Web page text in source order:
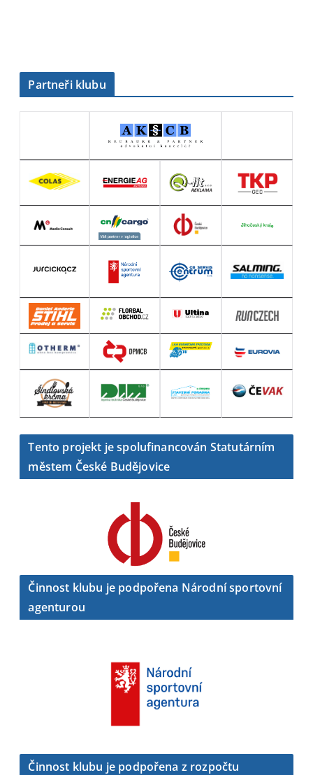
Partneři klubu
Tento projekt je spolufinancován Statutárním
městem České Budějovice
Činnost klubu je podpořena Národní sportovní
agenturou
Činnost klubu je podpořena z rozpočtu